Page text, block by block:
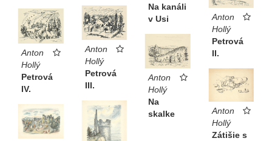
Na kanáli
v Usi
Anton
Hollý
Petrová
II.
Anton
Hollý
Petrová
III.
Anton
Hollý
Petrová
IV.
Anton
Hollý
Na
skalke
Anton
Hollý
Zátišie s